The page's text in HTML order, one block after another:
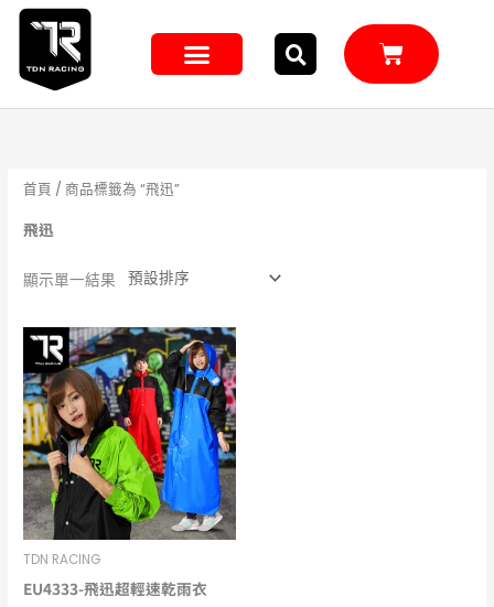
購
物
籃
首頁 / 商品標籤為 “飛迅”
飛迅
顯示單一結果
TDN RACING
EU4333-飛迅超輕速乾雨衣